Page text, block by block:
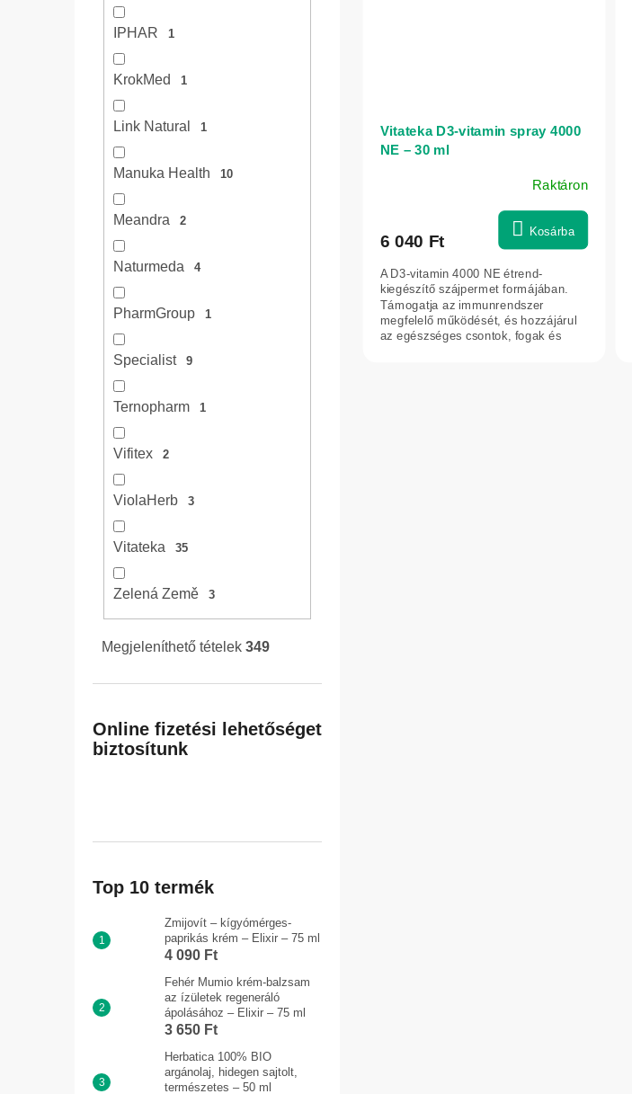
IPHAR 1
KrokMed 1
Link Natural 1
Manuka Health 10
Meandra 2
Naturmeda 4
PharmGroup 1
Specialist 9
Ternopharm 1
Vifitex 2
ViolaHerb 3
Vitateka 35
Zelená Země 3
Megjeleníthető tételek 349
Online fizetési lehetőséget
biztosítunk
Top 10 termék
Zmijovít – kígyómérges-
paprikás krém – Elixir – 75 ml
4 090 Ft
Fehér Mumio krém-balzsam
az ízületek regeneráló
ápolásához – Elixir – 75 ml
3 650 Ft
Herbatica 100% BIO
argánolaj, hidegen sajtolt,
természetes – 50 ml
Vitateka D3-vitamin spray 4000
NE – 30 ml
Raktáron
6 040 Ft Kosárba
A D3-vitamin 4000 NE étrend-
kiegészítő szájpermet formájában.
Támogatja az immunrendszer
megfelelő működését, és hozzájárul
az egészséges csontok, fogak és